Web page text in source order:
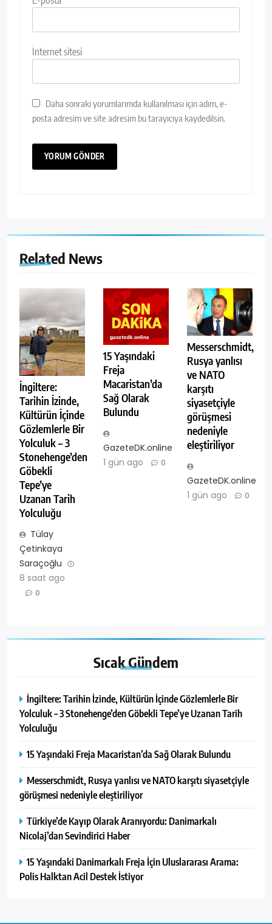
İnternet sitesi
Daha sonraki yorumlarımda kullanılması için adım, e-
posta adresim ve site adresim bu tarayıcıya kaydedilsin.
Related News
İngiltere:
Tarihin İzinde,
Kültürün İçinde
Gözlemlerle Bir
Yolculuk – 3
Stonehenge’den
Göbekli
Tepe’ye
Uzanan Tarih
Yolculuğu
Tülay
Çetinkaya
Saraçoğlu
8 saat ago
0
15 Yaşındaki
Freja
Macaristan’da
Sağ Olarak
Bulundu
GazeteDK.online
1 gün ago
0
Messerschmidt,
Rusya yanlısı
ve NATO
karşıtı
siyasetçiyle
görüşmesi
nedeniyle
eleştiriliyor
GazeteDK.online
1 gün ago
0
SıcakGündem
İngiltere: Tarihin İzinde, Kültürün İçinde Gözlemlerle Bir
Yolculuk – 3 Stonehenge’den Göbekli Tepe’ye Uzanan Tarih
Yolculuğu
15 Yaşındaki Freja Macaristan’da Sağ Olarak Bulundu
Messerschmidt, Rusya yanlısı ve NATO karşıtı siyasetçiyle
görüşmesi nedeniyle eleştiriliyor
Türkiye’de Kayıp Olarak Aranıyordu: Danimarkalı
Nicolaj’dan Sevindirici Haber
15 Yaşındaki Danimarkalı Freja İçin Uluslararası Arama:
Polis Halktan Acil Destek İstiyor